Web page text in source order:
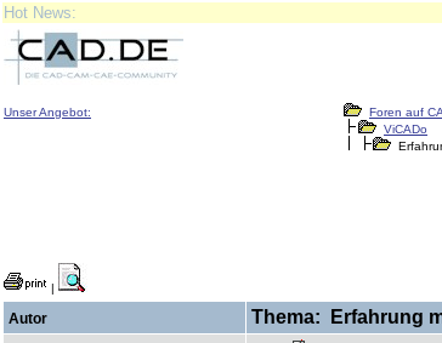
Hot News:
Unser Angebot:
Foren auf
ViCADo
|
Autor Thema: Erfahrung